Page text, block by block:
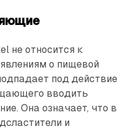
не относится к
о пищевой
под действие
вводить
Она означает, что в
и